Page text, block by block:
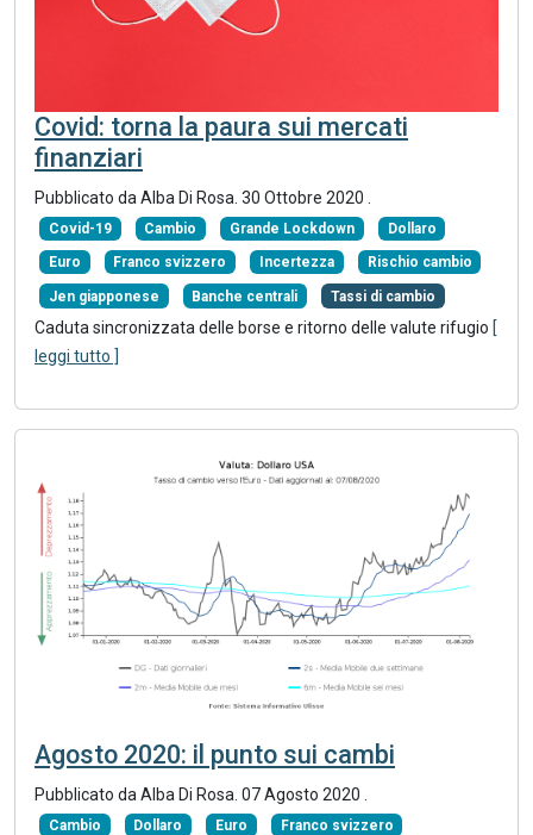
Covid: torna la paura sui mercati
finanziari
Pubblicato da Alba Di Rosa. 30 Ottobre 2020
Covid-19 Cambio Grande Lockdown Dollaro
Euro Franco svizzero Incertezza Rischio cambio
Jen giapponese Banche centrali Tassi di cambio
Caduta sincronizzata delle borse e ritorno delle valute rifugio [
leggi tutto ]
Agosto 2020: il punto sui cambi
Pubblicato da Alba Di Rosa. 07 Agosto 2020
Cambio Dollaro Euro Franco svizzero